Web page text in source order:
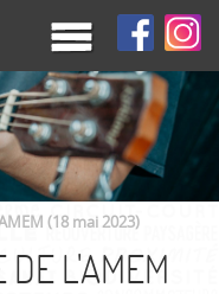
(18 mai 2023)
DE L'AMEM